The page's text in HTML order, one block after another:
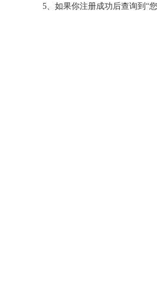
5、如果你注册成功后查询到“